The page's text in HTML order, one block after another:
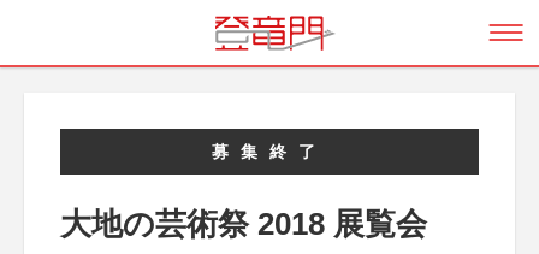
募集終了
大地の芸術祭 2018 展覧会